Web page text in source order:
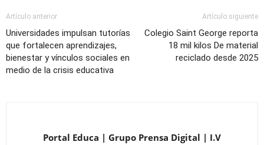
Artículo anterior
Universidades impulsan tutorías
que fortalecen aprendizajes,
bienestar y vínculos sociales en
medio de la crisis educativa
Artículo siguiente
Colegio Saint George reporta
18 mil kilos De material
reciclado desde 2025
Portal Educa | Grupo Prensa Digital | I.V